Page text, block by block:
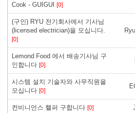
Cook - GUIGUI [0]
(구인) RYU 전기회사에서 기사님
(licensed electrician)을 모십니다.
[0]
Lemond Food 에서 배송기사님 구
인합니다 [0]
시스템 설치 기술자와 사무직원을
모십니다 [0]
컨비니언스 핼퍼 구합니다 [0]